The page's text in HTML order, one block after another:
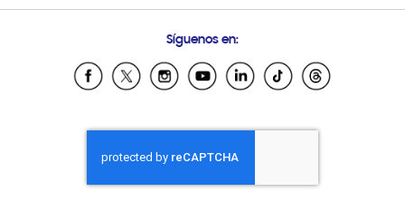
Samsung Ecuador
Samsung El Salvador
Samsung Honduras
Samsung Nicaragua
Samsung Panamá
Síguenos en: